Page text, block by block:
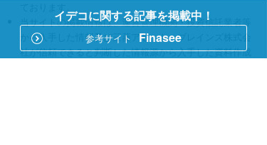
当サイトの掲載情報は、運営管理機関・投資信託業者等
から入手した情報及び三菱アセット・ブレインズ株式会
社が信頼できると判断した情報源から入手した資料作成
イデコに関する記事を掲載中！
参考サイト Finasee